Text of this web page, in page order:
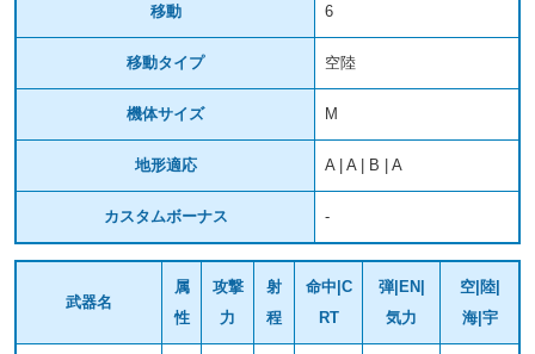
移動 6
移動タイプ 空陸
機体サイズ M
地形適応 A | A | B | A
カスタムボーナス -
武器名
属
性
攻撃
力
射
程
命中|C
RT
弾|EN|
気力
空|陸|
海|宇